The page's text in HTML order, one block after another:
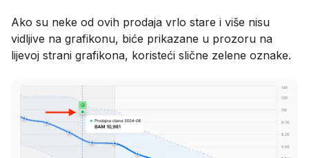
Ako su neke od ovih prodaja vrlo stare i više nisu
vidljive na grafikonu, biće prikazane u prozoru na
lijevoj strani grafikona, koristeći slične zelene oznake.